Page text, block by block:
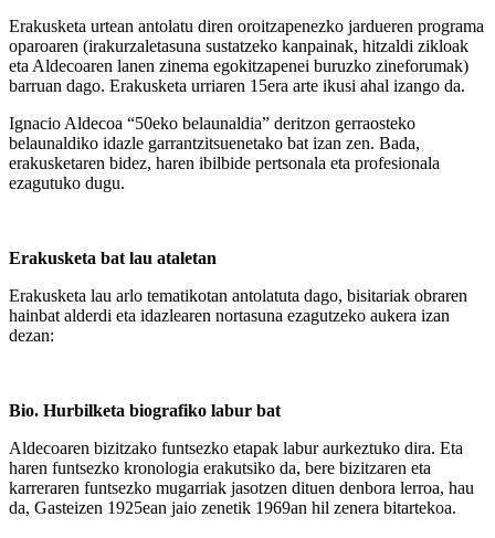
Erakusketa urtean antolatu diren oroitzapenezko jardueren programa
oparoaren (irakurzaletasuna sustatzeko kanpainak, hitzaldi zikloak
eta Aldecoaren lanen zinema egokitzapenei buruzko zineforumak)
barruan dago. Erakusketa urriaren 15era arte ikusi ahal izango da.
Ignacio Aldecoa “50eko belaunaldia” deritzon gerraosteko
belaunaldiko idazle garrantzitsuenetako bat izan zen. Bada,
erakusketaren bidez, haren ibilbide pertsonala eta profesionala
ezagutuko dugu.
Erakusketa bat lau ataletan
Erakusketa lau arlo tematikotan antolatuta dago, bisitariak obraren
hainbat alderdi eta idazlearen nortasuna ezagutzeko aukera izan
dezan:
Bio. Hurbilketa biografiko labur bat
Aldecoaren bizitzako funtsezko etapak labur aurkeztuko dira. Eta
haren funtsezko kronologia erakutsiko da, bere bizitzaren eta
karreraren funtsezko mugarriak jasotzen dituen denbora lerroa, hau
da, Gasteizen 1925ean jaio zenetik 1969an hil zenera bitartekoa.